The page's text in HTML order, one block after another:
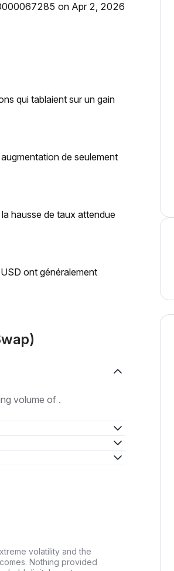
on Apr 2, 2026
qui tablaient sur un gain
de seulement
hausse de taux attendue
ont généralement
volume of .
volatility and the
Nothing provided